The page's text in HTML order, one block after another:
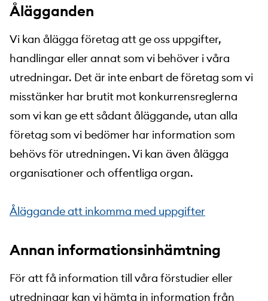
Ålägganden
Vi kan ålägga företag att ge oss uppgifter,
handlingar eller annat som vi behöver i våra
utredningar. Det är inte enbart de företag som vi
misstänker har brutit mot konkurrensreglerna
som vi kan ge ett sådant åläggande, utan alla
företag som vi bedömer har information som
behövs för utredningen. Vi kan även ålägga
organisationer och offentliga organ.
Åläggande att inkomma med uppgifter
Annan informationsinhämtning
För att få information till våra förstudier eller
utredningar kan vi hämta in information från